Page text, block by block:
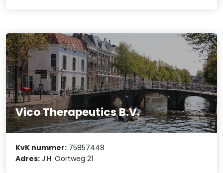
Vico Therapeutics B.V.
KvK nummer: 75857448
Adres: J.H. Oortweg 21